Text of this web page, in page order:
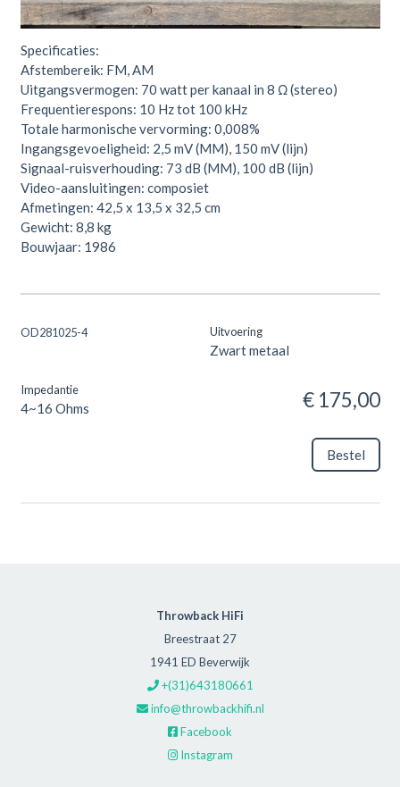
Kenwood Receiver KR-V75R.
Specificaties:
Afstembereik: FM, AM
Uitgangsvermogen: 70 watt per kanaal in 8 Ω (stereo)
Frequentierespons: 10 Hz tot 100 kHz
Totale harmonische vervorming: 0,008%
Ingangsgevoeligheid: 2,5 mV (MM), 150 mV (lijn)
Signaal-ruisverhouding: 73 dB (MM), 100 dB (lijn)
Video-aansluitingen: composiet
Afmetingen: 42,5 x 13,5 x 32,5 cm
Gewicht: 8,8 kg
Bouwjaar: 1986
OD281025-4 Uitvoering
Zwart metaal
Impedantie
4~16 Ohms € 175,00
Bestel
Throwback HiFi
Breestraat 27
1941 ED Beverwijk
+(31)643180661
info@throwbackhifi.nl
Facebook
Instagram